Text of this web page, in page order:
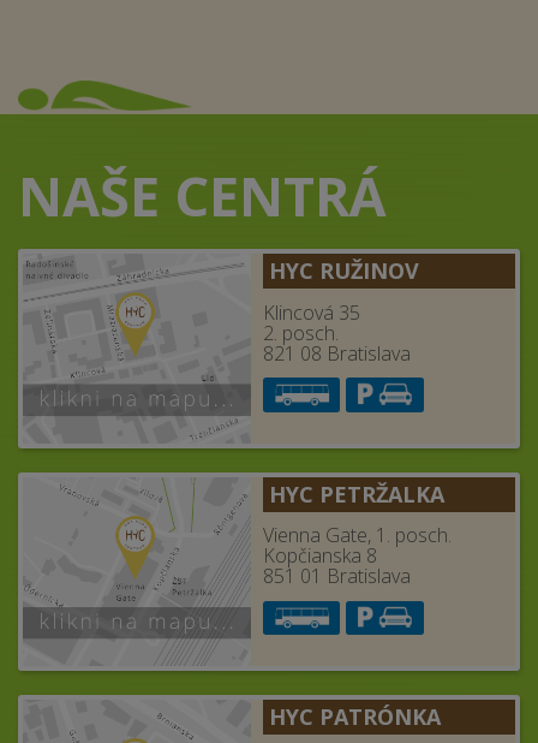
NAŠE CENTRÁ
HYC RUŽINOV
Klincová 35
2. posch.
821 08 Bratislava
HYC PETRŽALKA
Vienna Gate, 1. posch.
Kopčianska 8
851 01 Bratislava
HYC PATRÓNKA